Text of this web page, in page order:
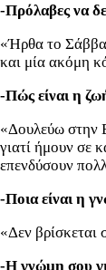
-Πρόλαβες να
«Ήρθα το
και μία ακόμη
-Πώς είναι η
«Δουλεύω στην
γιατί ήμουν σε
επενδύσουν
-Ποια είναι η
«Δεν βρίσκεται
-Η γνώμη σου